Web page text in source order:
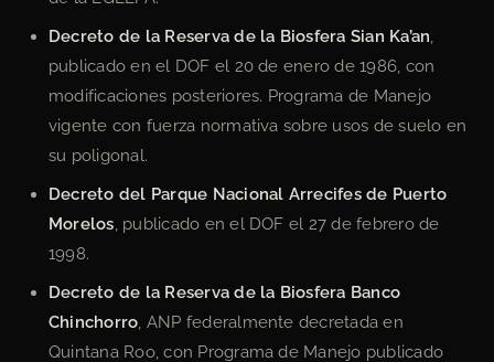
Decreto de la Reserva de la Biosfera Sian Ka’an
publicado en el DOF el 20 de enero de 1986, con
modificaciones posteriores. Programa de Manejo
vigente con fuerza normativa sobre usos de suelo en
su poligonal.
Decreto del Parque Nacional Arrecifes de Puerto
Morelos , publicado en el DOF el 27 de febrero de
1998.
Decreto de la Reserva de la Biosfera Banco
Chinchorro , ANP federalmente decretada en
Quintana Roo, con Programa de Manejo publicado